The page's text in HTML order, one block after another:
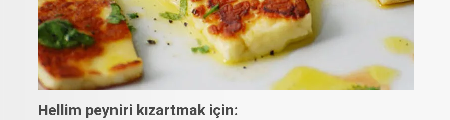
Hellim peyniri kızartmak için: